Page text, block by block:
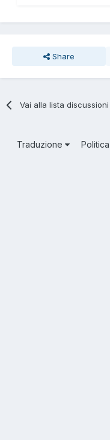
Share
Vai alla lista discussioni
Traduzione